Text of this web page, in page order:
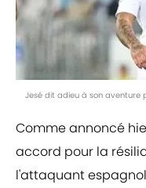
Jesé dit adieu à son aventure
Comme annoncé
accord pour la
l'attaquant